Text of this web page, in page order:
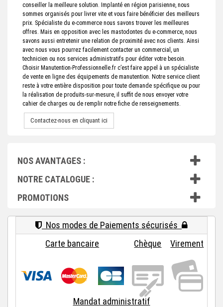
conseiller la meilleure solution. Implanté en région parisienne, nous
sommes organisés pour livrer vite et vous faire bénéficier des meilleurs
prix. Spécialiste du e-commerce nous savons trouver les meilleures
offres. Mais en opposition avec les mastodontes du e-commerce, nous
savons aussi entretenir une relation de proximité avec nos clients. Ainsi
avec nous vous pourrez facilement contacter un commercial, un
technicien ou nos services administratifs pour éditer votre besoin.
Choisir Manutention-Professionnelle.fr c’est faire appel à un spécialiste
de vente en ligne des équipements de manutention. Notre service client
reste à votre entière disposition pour toute demande spécifique ou pour
la réalisation de produits-sur-mesure, il suffit de nous envoyer votre
cahier de charges ou de remplir notre fiche de renseignements.
Contactez-nous en cliquant ici
NOS AVANTAGES :
NOTRE CATALOGUE :
PROMOTIONS
Nos modes de Paiements sécurisés
Carte bancaire
Chèque Virement
Mandat administratif